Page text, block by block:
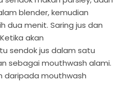
blender, kemudian
dua menit. Saring jus dan
akan
sendok jus dalam satu
sebagai mouthwash alami.
daripada mouthwash